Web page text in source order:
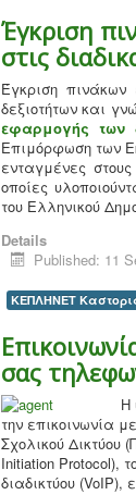
Έγκριση
στις
Έγκριση πινάκων
δεξιοτήτων και
εφαρμογής των
Επιμόρφωση των
ενταγμένες
οποίες
του Ελληνικού
Details
Published: 11
ΚΕΠΛΗΝΕΤ
σας
Η
την επικοινωνία
Σχολικού Δικτύου
Initiation Protocol),
διαδικτύου